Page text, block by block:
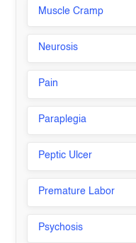
Muscle Cramp
Neurosis
Pain
Paraplegia
Peptic Ulcer
Premature Labor
Psychosis